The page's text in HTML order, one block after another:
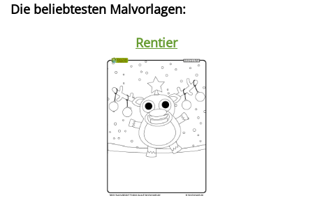
Die beliebtesten Malvorlagen:
Rentier